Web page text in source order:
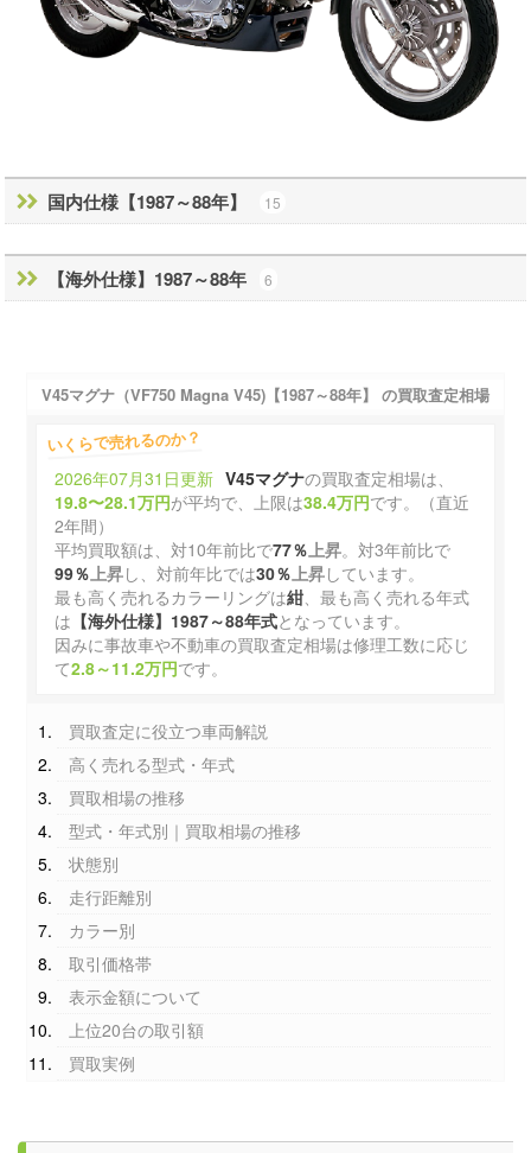
国内仕様【1987～88年】 15
【海外仕様】1987～88年 6
V45マグナ（VF750 Magna V45)【1987～88年】 の買取査定相場
いくらで売れるのか？
2026年07月31日更新 V45マグナの買取査定相場は、
19.8〜28.1万円が平均で、上限は38.4万円です。（直近
2年間）
平均買取額は、対10年前比で77％上昇。対3年前比で
99％上昇し、対前年比では30％上昇しています。
最も高く売れるカラーリングは紺、最も高く売れる年式
は 【海外仕様】1987～88年式となっています。
因みに事故車や不動車の買取査定相場は修理工数に応じ
て2.8～11.2万円です。
買取査定に役立つ車両解説
高く売れる型式・年式
買取相場の推移
型式・年式別｜買取相場の推移
状態別
走行距離別
カラー別
取引価格帯
表示金額について
上位20台の取引額
買取実例